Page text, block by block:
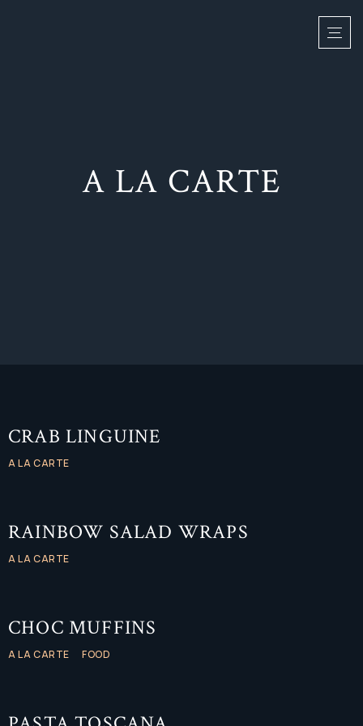
A LA CARTE
CRAB LINGUINE
A LA CARTE
RAINBOW SALAD WRAPS
A LA CARTE
CHOC MUFFINS
A LA CARTE FOOD